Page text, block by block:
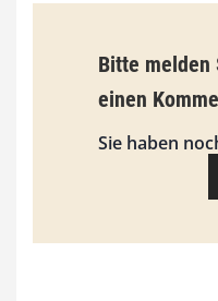
Bitte melden
einen
Sie haben